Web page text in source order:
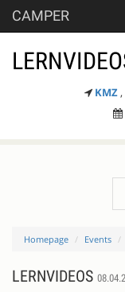
CAMPER
KMZ
Homepage Events
LERNVIDEOS